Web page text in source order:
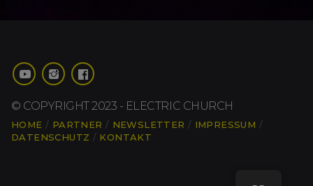
© COPYRIGHT 2023 - ELECTRIC CHURCH
HOME PARTNER NEWSLETTER
IMPRESSUM
DATENSCHUTZ
KONTAKT